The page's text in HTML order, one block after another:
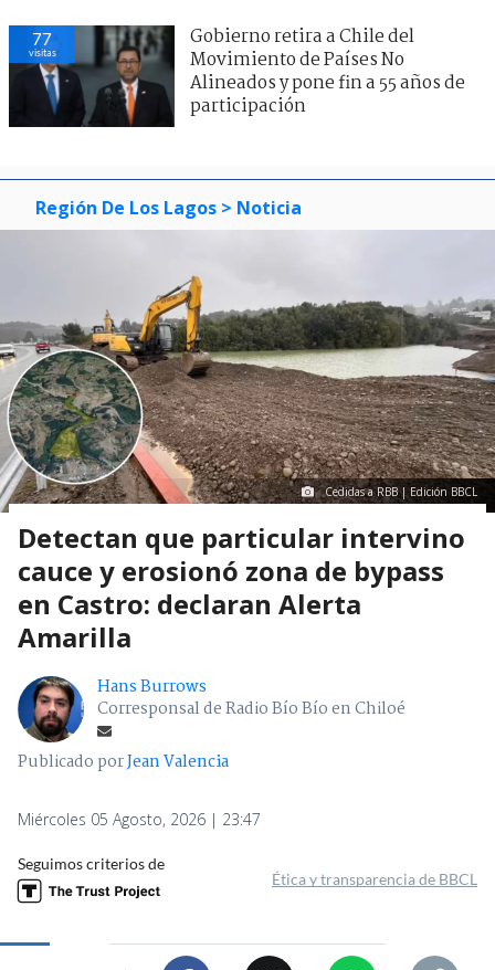
77
visitas
Gobierno retira a Chile del
Movimiento de Países No
Alineados y pone fin a 55 años de
participación
Región De Los Lagos > Noticia
Cedidas a RBB | Edición BBCL
Detectan que particular intervino
cauce y erosionó zona de bypass
en Castro: declaran Alerta
Amarilla
Hans Burrows
Corresponsal de Radio Bío Bío en Chiloé
Publicado porJean Valencia
Miércoles 05 Agosto, 2026 | 23:47
Seguimos criterios de
Ética y transparencia de BBCL